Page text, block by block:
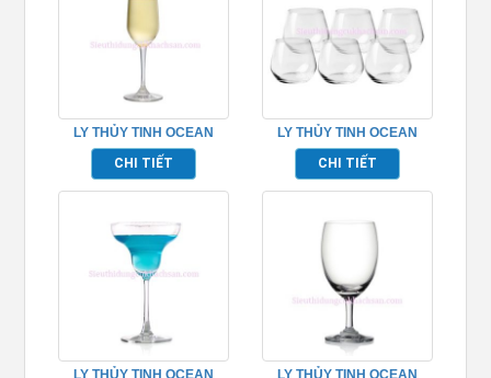
LY THỦY TINH OCEAN
LEXINGTON FLUTE
CHAMPAGNE TP_1019F06
CHI TIẾT
LY THỦY TINH OCEAN
LEXINGTON ROCK TP_
C18512
CHI TIẾT
LY THỦY TINH OCEAN
LY THỦY TINH OCEAN